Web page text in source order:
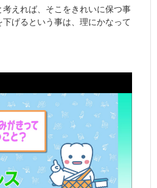
えれば、そこをきれいに保つ事
げるという事は、理にかなって